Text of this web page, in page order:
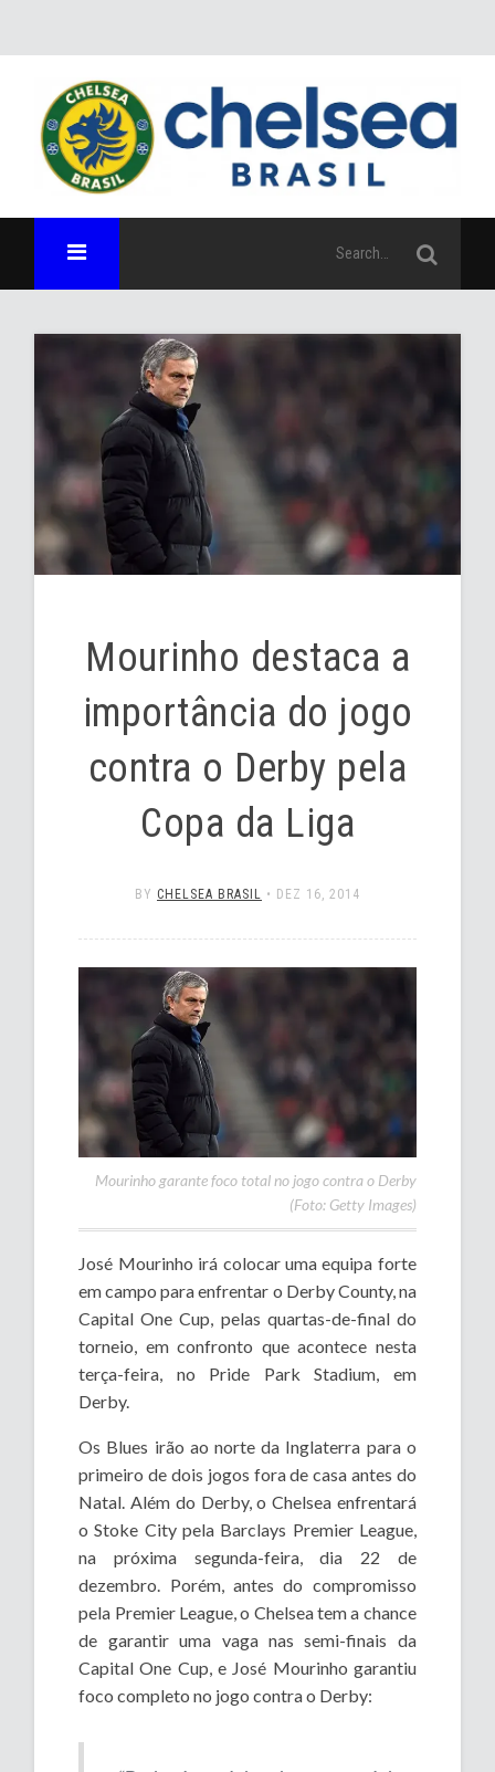
Mourinho destaca a
importância do jogo
contra o Derby pela
Copa da Liga
BY CHELSEA BRASIL • DEZ 16, 2014
Mourinho garante foco total no jogo contra o Derby
(Foto: Getty Images)
José Mourinho irá colocar uma equipa forte
em campo para enfrentar o Derby County, na
Capital One Cup, pelas quartas-de-final do
torneio, em confronto que acontece nesta
terça-feira, no Pride Park Stadium, em
Derby.
Os Blues irão ao norte da Inglaterra para o
primeiro de dois jogos fora de casa antes do
Natal. Além do Derby, o Chelsea enfrentará
o Stoke City pela Barclays Premier League,
na próxima segunda-feira, dia 22 de
dezembro. Porém, antes do compromisso
pela Premier League, o Chelsea tem a chance
de garantir uma vaga nas semi-finais da
Capital One Cup, e José Mourinho garantiu
foco completo no jogo contra o Derby: